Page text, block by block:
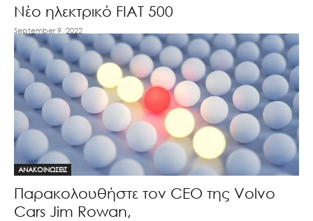
Νέο ηλεκτρικό FIAT 500
September 9, 2022
ΑΝΑΚΟΙΝΩΣΕΙΣ
Παρακολουθήστε τον CEO της Volvo
Cars Jim Rowan,